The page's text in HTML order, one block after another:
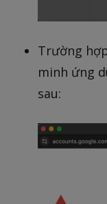
Trường
minh ứng
sau: